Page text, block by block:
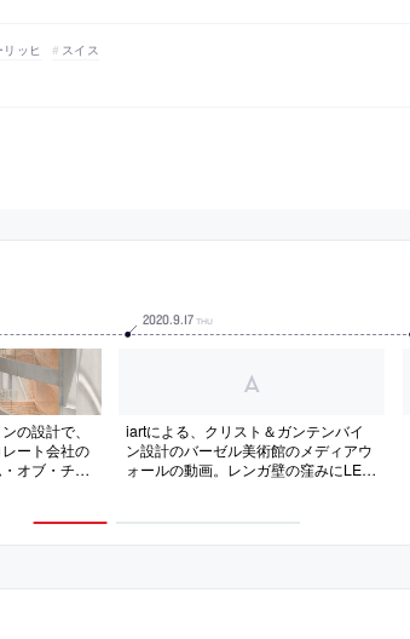
ッヒ スイス
の設計で、
ート会社の
オブ・チョ
2020.9.17 THU
iartによる、クリスト＆ガンテンバイ
ン設計のバーゼル美術館のメディアウ
ォールの動画。レンガ壁の窪みにLED